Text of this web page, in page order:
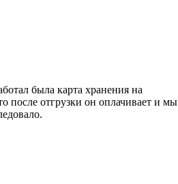
была карта хранения на
после отгрузки он оплачивает и мы